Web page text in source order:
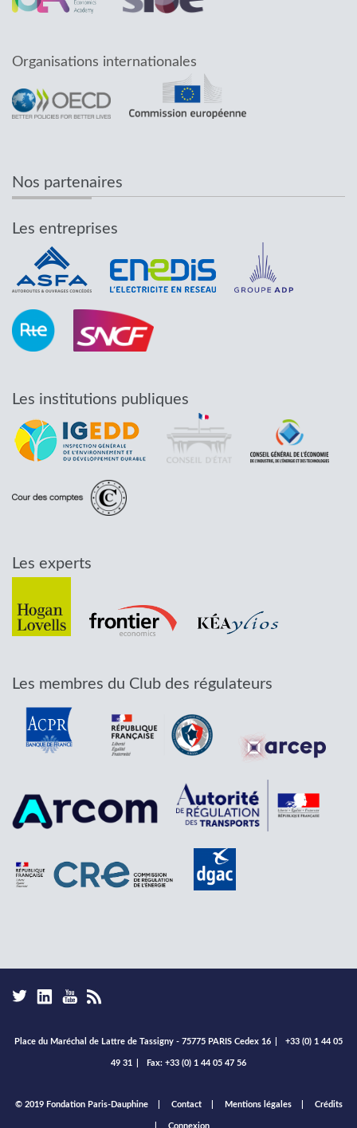
Organisations internationales
Nos partenaires
Les entreprises
Les institutions publiques
Les experts
Les membres du Club des régulateurs
Place du Maréchal de Lattre de Tassigny - 75775 PARIS Cedex 16 +33 (0) 1 44 05
49 31 Fax: +33 (0) 1 44 05 47 56
Footer
© 2019 Fondation Paris-Dauphine Contact Mentions légales Crédits
Connexion